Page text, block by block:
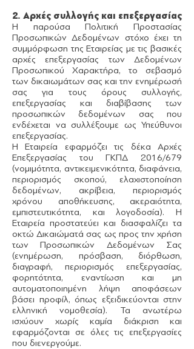
2. Αρχές συλλογής και επεξεργασίας
Η παρούσα Πολιτική Προστασίας
Προσωπικών Δεδομένων στόχο έχει τη
συμμόρφωση της Εταιρείας με τις βασικές
αρχές επεξεργασίας των Δεδομένων
Προσωπικού Χαρακτήρα, το σεβασμό
των δικαιωμάτων σας και την ενημέρωσή
σας για τους όρους συλλογής,
επεξεργασίας και διαβίβασης των
προσωπικών δεδομένων σας που
ενδέχεται να συλλέξουμε ως Υπεύθυνοι
επεξεργασίας.
Η Εταιρεία εφαρμόζει τις δέκα Αρχές
Επεξεργασίας του ΓΚΠΔ 2016/679
(νομιμότητα, αντικειμενικότητα, διαφάνεια,
περιορισμός σκοπού, ελαχιστοποίηση
δεδομένων, ακρίβεια, περιορισμός
χρόνου αποθήκευσης, ακεραιότητα,
εμπιστευτικότητα, και λογοδοσία). Η
Εταιρεία προστατεύει και διασφαλίζει τα
οκτώ Δικαιώματά σας ως προς την χρήση
των Προσωπικών Δεδομένων Σας
(ενημέρωση, πρόσβαση, διόρθωση,
διαγραφή, περιορισμός επεξεργασίας,
φορητότητα, εναντίωση και μη
αυτοματοποιημένη λήψη αποφάσεων
βάσει προφίλ, όπως εξειδικεύονται στην
ελληνική νομοθεσία). Τα ανωτέρω
ισχύουν χωρίς καμία διάκριση και
εφαρμόζονται σε όλες τις επεξεργασίες
που διενεργούμε.